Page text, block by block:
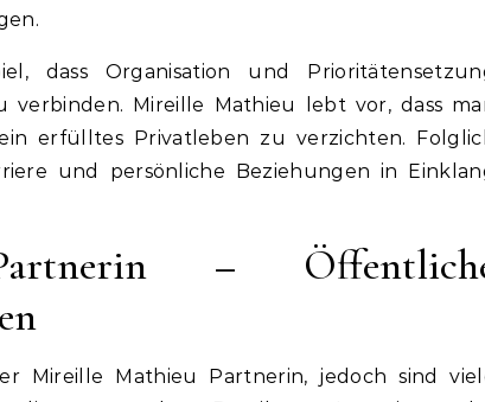
dass Organisation und
verbinden. Mireille Mathieu lebt vor, dass
erfülltes Privatleben zu verzichten.
und persönliche Beziehungen in
–
Mireille Mathieu Partnerin, jedoch sind